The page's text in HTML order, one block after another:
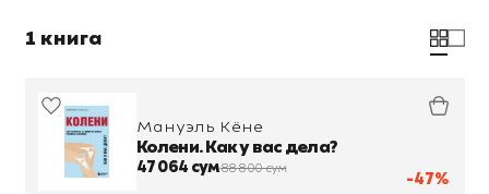
1 книга
-47%
Мануэль Кёне
Колени. Как у вас дела?
47 064 сум88 800 сум